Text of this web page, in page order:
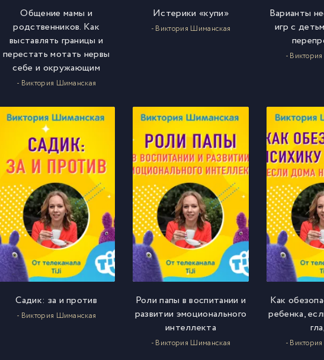
Общение мамы и
родственников. Как
выставлять границы и
перестать мотать нервы
себе и окружающим
- Виктория Шиманская
Истерики «купи»
- Виктория Шиманская
Варианты
игр с
-
Садик: за и против
- Виктория Шиманская
Роли папы в воспитании и
развитии эмоционального
интеллекта
- Виктория Шиманская
Как
ребенка,
-